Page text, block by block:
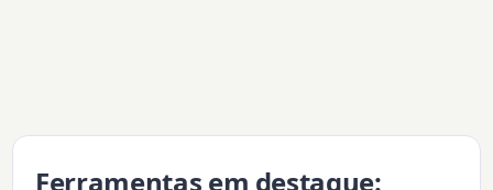
Ferramentas em destaque: